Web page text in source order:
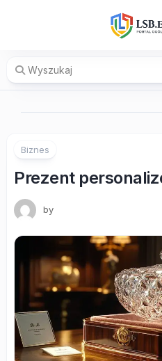
Biznes
Prezent
by